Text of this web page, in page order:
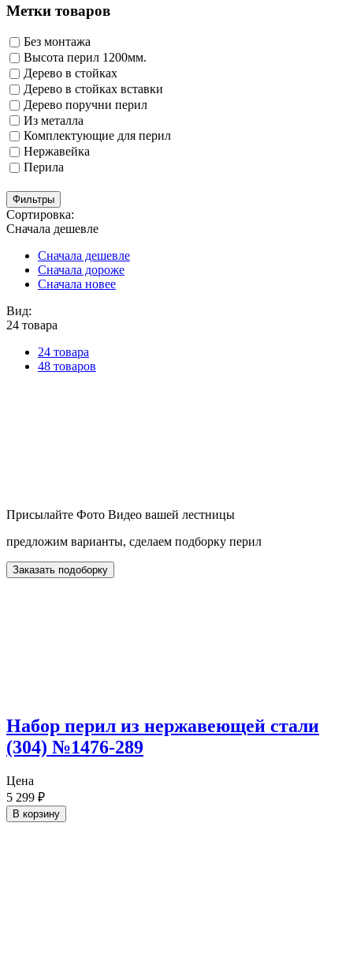
Метки товаров
Без монтажа
Высота перил 1200мм.
Дерево в стойках
Дерево в стойках вставки
Дерево поручни перил
Из металла
Комплектующие для перил
Нержавейка
Перила
Фильтры
Сортировка:
Сначала дешевле
Сначала дешевле
Сначала дороже
Сначала новее
Вид:
24 товара
24 товара
48 товаров
Присылайте Фото Видео вашей лестницы
предложим варианты, сделаем подборку перил
Заказать подоборку
Набор перил из нержавеющей стали
(304) №1476-289
Цена
5 299 ₽
В корзину